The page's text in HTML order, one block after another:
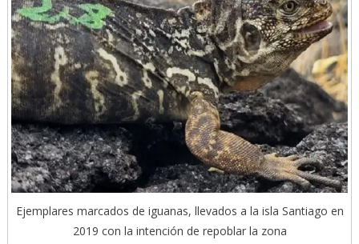
Ejemplares marcados de iguanas, llevados a la isla Santiago en
2019 con la intención de repoblar la zona